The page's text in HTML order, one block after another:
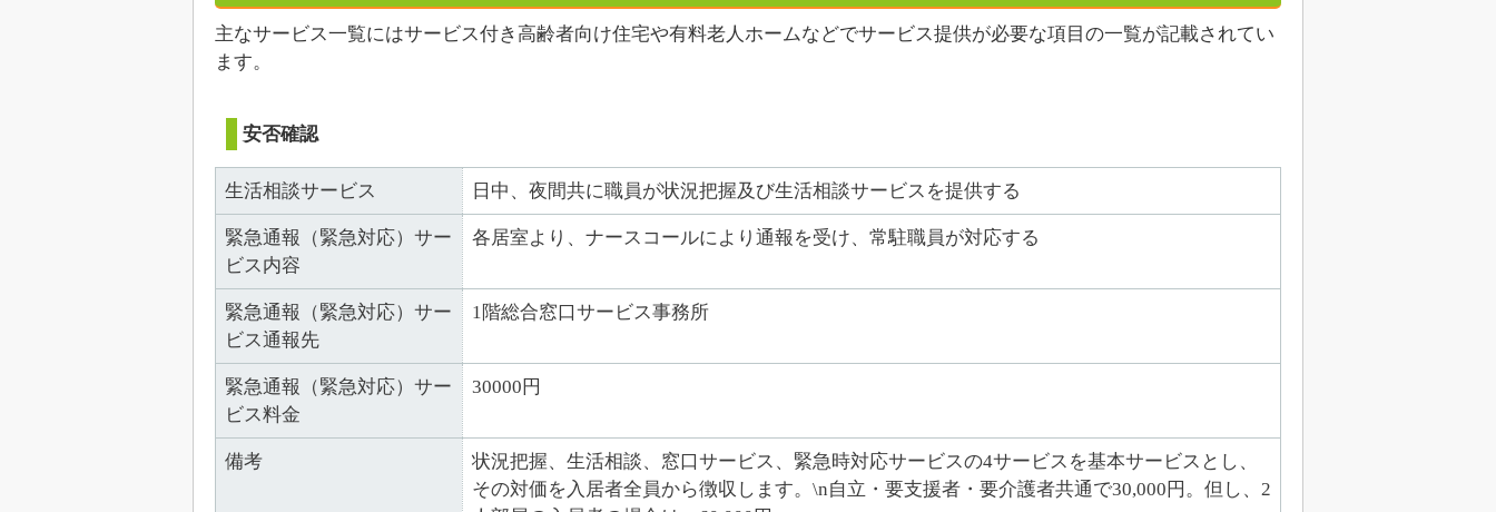
主なサービス一覧にはサービス付き高齢者向け住宅や有料老人ホームなどでサービス提供が必要な項目の一覧が記載されてい
ます。
安否確認
生活相談サービス 日中、夜間共に職員が状況把握及び生活相談サービスを提供する
緊急通報（緊急対応）サー
ビス内容
各居室より、ナースコールにより通報を受け、常駐職員が対応する
緊急通報（緊急対応）サー
ビス通報先
1階総合窓口サービス事務所
緊急通報（緊急対応）サー
ビス料金
30000円
備考
状況把握、生活相談、窓口サービス、緊急時対応サービスの4サービスを基本サービスとし、
その対価を入居者全員から徴収します。\n自立・要支援者・要介護者共通で30,000円。但し、2